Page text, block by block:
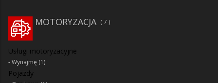
MOTORYZACJA 7
Usługi motoryzacyjne
Wynajmę (1)
Pojazdy